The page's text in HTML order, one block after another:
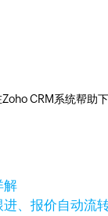
CRM系统帮助
解
、报价自动流